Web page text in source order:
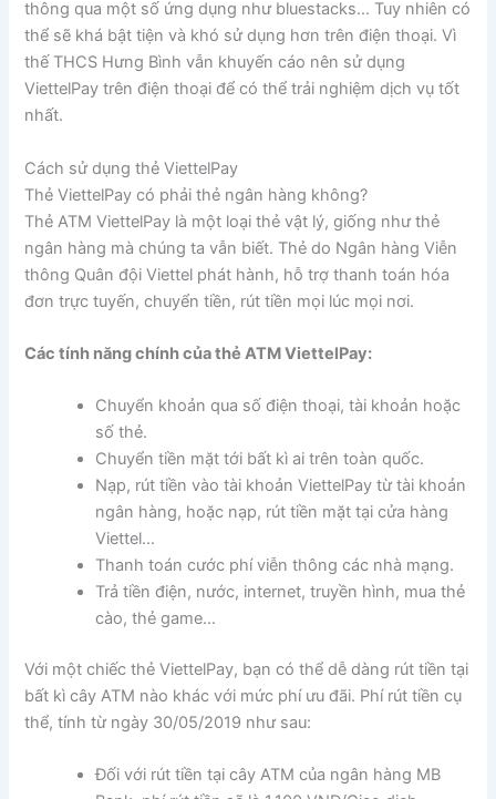
thông qua một số ứng dụng như bluestacks… Tuy nhiên có
thể sẽ khá bật tiện và khó sử dụng hơn trên điện thoại. Vì
thế THCS Hưng Bình vẫn khuyến cáo nên sử dụng
ViettelPay trên điện thoại để có thể trải nghiệm dịch vụ tốt
nhất.
Cách sử dụng thẻ ViettelPay
Thẻ ViettelPay có phải thẻ ngân hàng không?
Thẻ ATM ViettelPay là một loại thẻ vật lý, giống như thẻ
ngân hàng mà chúng ta vẫn biết. Thẻ do Ngân hàng Viễn
thông Quân đội Viettel phát hành, hỗ trợ thanh toán hóa
đơn trực tuyến, chuyển tiền, rút tiền mọi lúc mọi nơi.
Các tính năng chính của thẻ ATM ViettelPay:
Chuyển khoản qua số điện thoại, tài khoản hoặc
số thẻ.
Chuyển tiền mặt tới bất kì ai trên toàn quốc.
Nạp, rút tiền vào tài khoản ViettelPay từ tài khoản
ngân hàng, hoặc nạp, rút tiền mặt tại cửa hàng
Viettel…
Thanh toán cước phí viễn thông các nhà mạng.
Trả tiền điện, nước, internet, truyền hình, mua thẻ
cào, thẻ game…
Với một chiếc thẻ ViettelPay, bạn có thể dễ dàng rút tiền tại
bất kì cây ATM nào khác với mức phí ưu đãi. Phí rút tiền cụ
thể, tính từ ngày 30/05/2019 như sau:
Đối với rút tiền tại cây ATM của ngân hàng MB